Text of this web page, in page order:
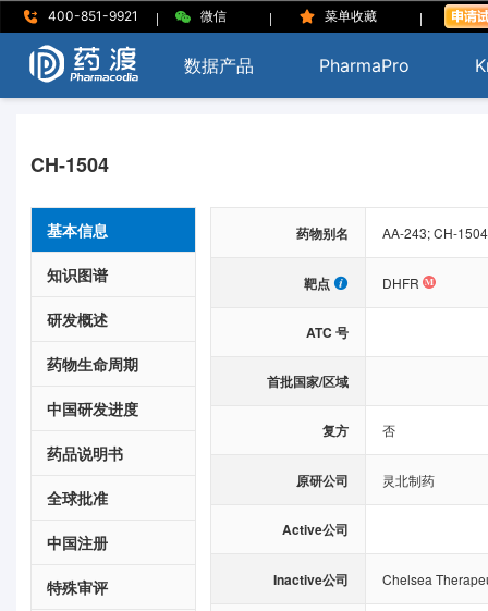
400-851-9921 | 微信 | 菜单收藏 |
数据产品 PharmaPro
CH-1504
基本信息
知识图谱
研发概述
药物生命周期
中国研发进度
药品说明书
全球批准
中国注册
特殊审评
药物别名 AA-243; CH-
靶点 DHFR
ATC 号
首批国家/区域
复方 否
原研公司 灵北制药
Active公司
Inactive公司 Chelsea